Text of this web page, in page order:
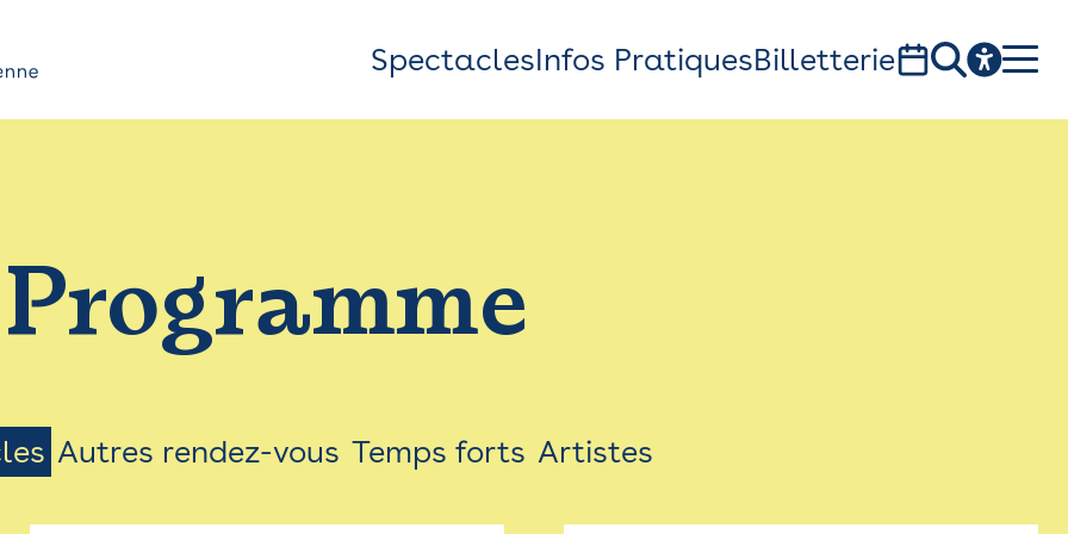
Top
Bar
Menu
SpectaclesInfos PratiquesBilletterie
1, av. du Chateau d'eau - 31300 Toulouse
Programme
Autres rendez-vous Temps forts Artistes